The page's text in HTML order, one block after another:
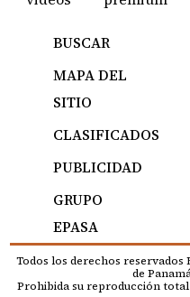
BUSCAR
MAPA DEL
SITIO
CLASIFICADOS
PUBLICIDAD
GRUPO
EPASA
Todos los derechos reservados
de
Prohibida su reproducción